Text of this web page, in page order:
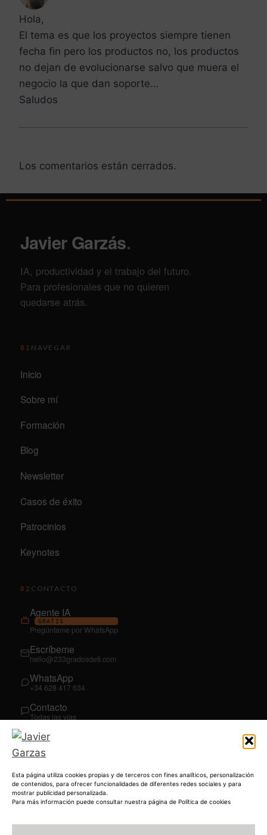
Esta página utiliza cookies propias y de terceros con fines analíticos, personalización
de contenidos, para ofrecer funcionalidades de diferentes redes sociales y para
mostrar publicidad personalizada.
Para más información puede consultar nuestra página de Política de cookies
Hola,
El tema es que los proyectos siempre tienen
fecha fin pero los productos no, los productos
no dejan de evolucionarse salvo que muera el
negocio la que dan soporte…
Saludos
Los comentarios están cerrados.
Javier Garzás.
IA, productividad y el trabajo del futuro.
Para profesionales que no quieren
quedarse atrás.
01 NAVEGAR
Inicio
Sobre mí
Formación
Blog
Newsletter
Casos de éxito
Patrocinios
Keynotes
02 CONTACTO
Agente IA
GRATIS
Pregúntame por WhatsApp
Escríbeme
hello@233gradosdeti.com
WhatsApp
+34 628 417 634
Contacto
Todas las vías
03SÍGUEME
YouTube
@JavierGarzas
LinkedIn